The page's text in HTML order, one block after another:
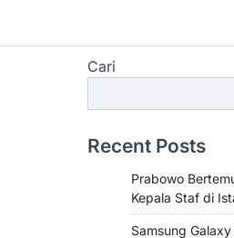
Cari
Recent Posts
Prabowo
Kepala Staf di
Samsung